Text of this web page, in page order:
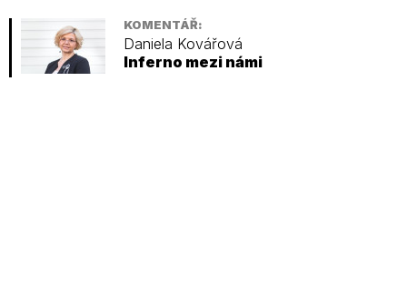
KOMENTÁŘ:
Daniela Kovářová
Inferno mezi námi